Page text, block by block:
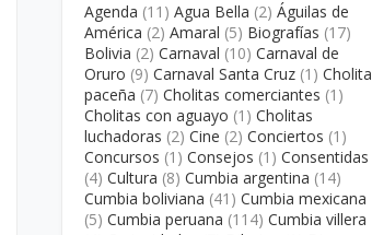
Agenda (11) Agua Bella (2) Águilas de
América (2) Amaral (5) Biografías (17)
Bolivia (2) Carnaval (10) Carnaval de
Oruro (9) Carnaval Santa Cruz (1) Cholita
paceña (7) Cholitas comerciantes (1)
Cholitas con aguayo (1) Cholitas
luchadoras (2) Cine (2) Conciertos (1)
Concursos (1) Consejos (1) Consentidas
(4) Cultura (8) Cumbia argentina (14)
Cumbia boliviana (41) Cumbia mexicana
(5) Cumbia peruana (114) Cumbia villera